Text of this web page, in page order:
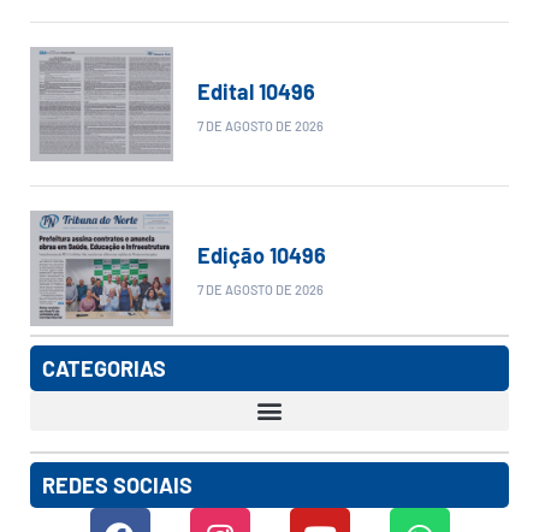
Edital 10496
7 DE AGOSTO DE 2026
Edição 10496
7 DE AGOSTO DE 2026
CATEGORIAS
REDES SOCIAIS